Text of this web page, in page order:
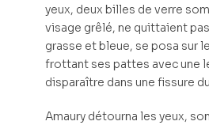
yeux, deux billes de verre
visage grêlé, ne quittaient
grasse et bleue, se posa sur
frottant ses pattes avec une
disparaître dans une fissure
Amaury détourna les yeux,